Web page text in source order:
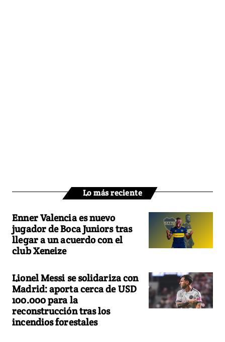
Lo más reciente
Enner Valencia es nuevo
jugador de Boca Juniors tras
llegar a un acuerdo con el
club Xeneize
Lionel Messi se solidariza con
Madrid: aporta cerca de USD
100.000 para la
reconstrucción tras los
incendios forestales